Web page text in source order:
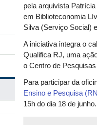
pela arquivista
em Biblioteconomia
Silva (Serviço Social)
A iniciativa integra o
Qualifica RJ, uma
o Centro de
Para participar da
Ensino e Pesquisa
15h do dia 18 de